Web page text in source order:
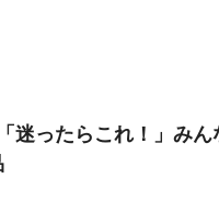
迷ったらこれ！」み